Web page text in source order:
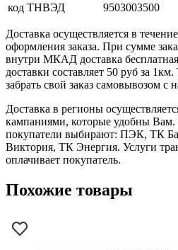
код ТНВЭД
9503003500
Доставка осуществляется в
оформления заказа. При сумме
внутри МКАД доставка
доставки составляет 50 руб за
забрать свой заказ самовывозом с
Доставка в регионы
кампаниями, которые удобны
покупатели выбирают: ПЭК, ТК
Виктория, ТК Энергия. Услуги
оплачивает покупатель.
Похожие товары